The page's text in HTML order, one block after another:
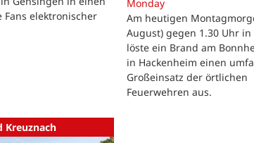
Fans elektronischer
Monday
Am heutigen
August) gegen 1.30 Uhr
löste ein Brand am
in Hackenheim einen
Großeinsatz der örtlichen
Feuerwehren aus.
Kreuznach